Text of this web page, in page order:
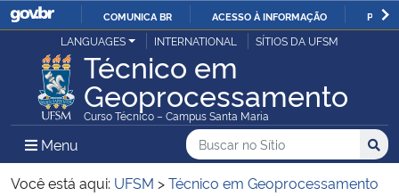
IR
PARA
O
CONTEÚDO
COMUNICA BR ACESSO À INFORMAÇÃO
Ministério da Justiça e Segurança Pública
Ministério da Defesa
Ministério das Relações Exteriores
LANGUAGES INTERNATIONAL SÍTIOS DA UFSM
Técnico em
Geoprocessamento
Curso Técnico – Campus Santa Maria
Menu Menu Principal do Sítio
Busca
Buscar no no Sítio
Busca:
Você está aqui: UFSM >Técnico em Geoprocessamento